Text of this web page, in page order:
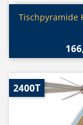

Tischpyramide
2400T